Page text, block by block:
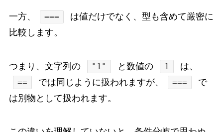
一方、 ===
は値だけでなく、型も含めて厳密に
比較します。
つまり、文字列の "1" と数値の 1 は、
== では同じように扱われますが、 ===
で
は別物として扱われます。